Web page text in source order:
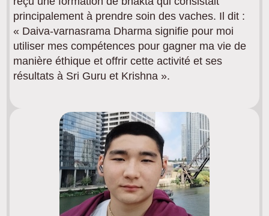
principalement à prendre soin des vaches. Il dit :
« Daiva-varnasrama Dharma signifie pour moi
utiliser mes compétences pour gagner ma vie de
manière éthique et offrir cette activité et ses
résultats à Sri Guru et Krishna ».